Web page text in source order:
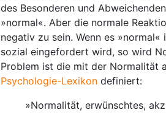
des Besonderen und
»normal«. Aber die normale
negativ zu sein. Wenn es
sozial eingefordert wird, so wird
Problem ist die mit der Normalität
Psychologie-Lexikon definiert:
»Normalität, erwünschtes,